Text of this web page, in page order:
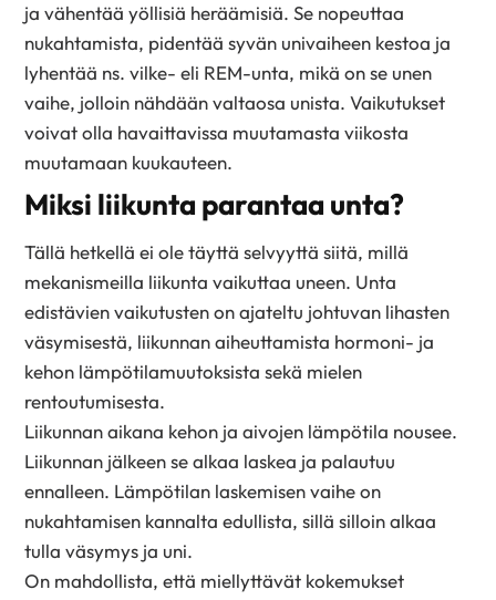
ja vähentää yöllisiä heräämisiä. Se nopeuttaa
nukahtamista, pidentää syvän univaiheen kestoa ja
lyhentää ns. vilke- eli REM-unta, mikä on se unen
vaihe, jolloin nähdään valtaosa unista. Vaikutukset
voivat olla havaittavissa muutamasta viikosta
muutamaan kuukauteen.
Miksi liikunta parantaa unta?
Tällä hetkellä ei ole täyttä selvyyttä siitä, millä
mekanismeilla liikunta vaikuttaa uneen. Unta
edistävien vaikutusten on ajateltu johtuvan lihasten
väsymisestä, liikunnan aiheuttamista hormoni- ja
kehon lämpötilamuutoksista sekä mielen
rentoutumisesta.
Liikunnan aikana kehon ja aivojen lämpötila nousee.
Liikunnan jälkeen se alkaa laskea ja palautuu
ennalleen. Lämpötilan laskemisen vaihe on
nukahtamisen kannalta edullista, sillä silloin alkaa
tulla väsymys ja uni.
On mahdollista, että miellyttävät kokemukset